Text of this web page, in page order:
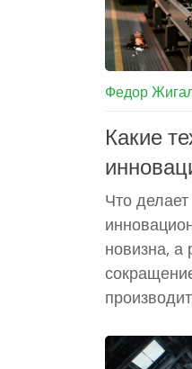
Федор
Какие
Что
новизна, а